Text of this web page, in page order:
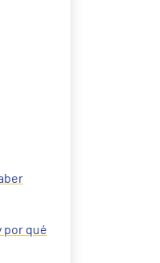
por qué